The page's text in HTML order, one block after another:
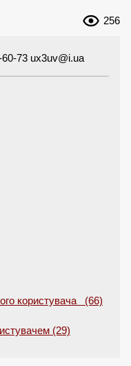
256
60-73 ux3uv@i.ua
користувача (66)
(29)